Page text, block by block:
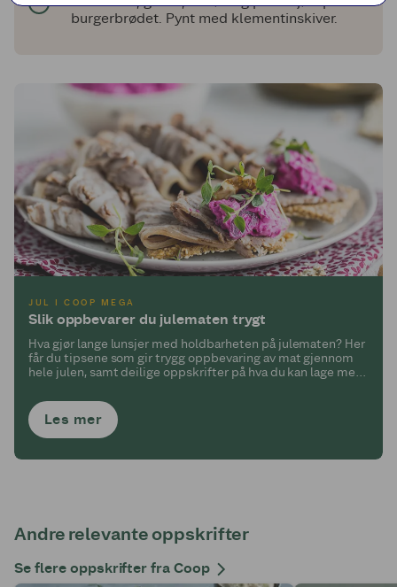
burgerbrødet. Pynt med klementinskiver.
JUL I COOP MEGA
Slik oppbevarer du julematen trygt
Hva gjør lange lunsjer med holdbarheten på julematen? Her
får du tipsene som gir trygg oppbevaring av mat gjennom
hele julen, samt deilige oppskrifter på hva du kan lage med
Les mer
Andre relevante oppskrifter
Se flere oppskrifter fra Coop